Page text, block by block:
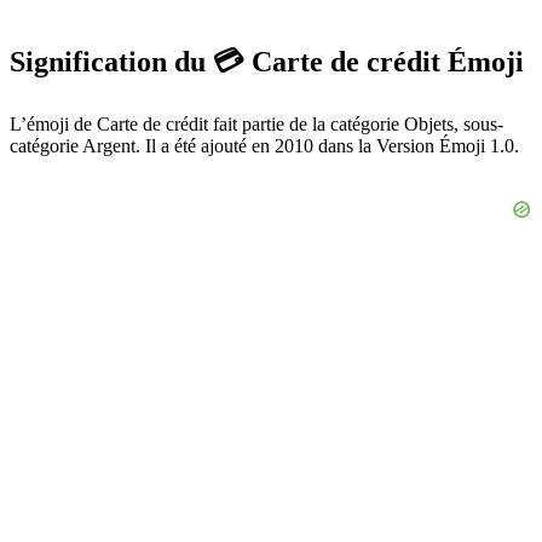
Signification du 💳 Carte de crédit Émoji
L’émoji de Carte de crédit fait partie de la catégorie Objets, sous-
catégorie Argent. Il a été ajouté en 2010 dans la Version Émoji 1.0.